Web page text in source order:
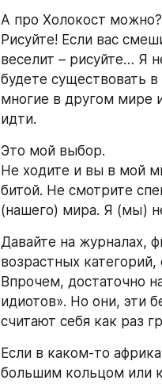
А про Холокост
Рисуйте! Если вас
веселит – рисуйте… Я
будете существовать
многие в другом мире
идти.
Это мой выбор.
Не ходите и вы в мой
битой. Не смотрите
(нашего) мира. Я (мы)
Давайте на журналах,
возрастных
Впрочем, достаточно
идиотов». Но они, эти
считают себя как раз
Если в каком-то
большим кольцом или